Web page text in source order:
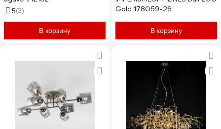
5(3)
В корзину
Gold 178059-26
В корзину